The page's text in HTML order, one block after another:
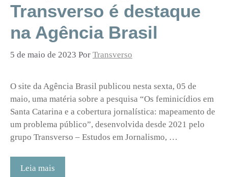
Transverso é destaque
na Agência Brasil
5 de maio de 2023 Por Transverso
O site da Agência Brasil publicou nesta sexta, 05 de
maio, uma matéria sobre a pesquisa “Os feminicídios em
Santa Catarina e a cobertura jornalística: mapeamento de
um problema público”, desenvolvida desde 2021 pelo
grupo Transverso – Estudos em Jornalismo, …
Leia mais